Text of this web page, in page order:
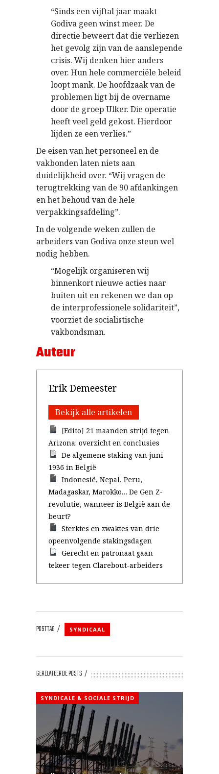
“Sinds een vijftal jaar maakt
Godiva geen winst meer. De
directie beweert dat die verliezen
het gevolg zijn van de aanslepende
crisis. Wij denken hier anders
over. Hun hele commerciële beleid
loopt mank. De hoofdzaak van de
problemen ligt bij de overname
door de groep Ulker. Die operatie
heeft veel geld gekost. Hierdoor
lijden ze een verlies.”
De eisen van het personeel en de
vakbonden laten niets aan
duidelijkheid over. “Wij vragen de
terugtrekking van de 90 afdankingen
en het behoud van de hele
verpakkingsafdeling”.
In de volgende weken zullen de
arbeiders van Godiva onze steun wel
nodig hebben.
“Mogelijk organiseren wij
binnenkort nieuwe acties naar
buiten uit en rekenen we dan op
de interprofessionele solidariteit”,
voorziet de socialistische
vakbondsman.
Auteur
Erik Demeester
Bekijk alle artikelen
[Edito] 21 maanden strijd tegen
Arizona: overzicht en conclusies
De algemene staking van juni
1936 in België
Indonesië, Nepal, Peru,
Madagaskar, Marokko… De Gen Z-
revolutie, wanneer is België aan de
beurt?
Sterktes en zwaktes van drie
opeenvolgende stakingsdagen
Gerecht en patronaat gaan
tekeer tegen Clarebout-arbeiders
POSTTAG SYNDICAAL
GERELATEERDE POSTS
SYNDICALE & SOCIALE STRIJD